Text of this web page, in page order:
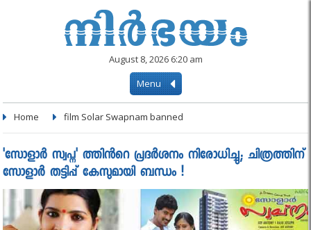
August 8, 2026 6:20 am
Menu
Home film Solar Swapnam banned
'സോളാർ സ്വപ്ന' ത്തിൻറെ പ്രദർശനം നിരോധിച്ചു; ചിത്രത്തിന്
സോളാർ തട്ടിപ്പ് കേസുമായി ബന്ധം !